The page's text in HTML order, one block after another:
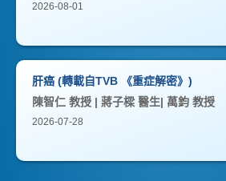
2026-08-01
肝癌 (轉載自TVB 《重症解密》)
陳智仁 教授 | 蔣子樑 醫生| 萬鈞 教授
2026-07-28